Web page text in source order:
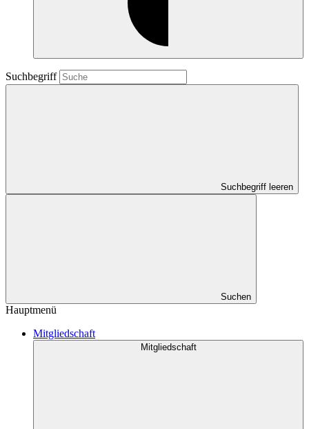
Suchbegriff
Suchbegriff leeren
Suchen
Hauptmenü
Mitgliedschaft
Mitgliedschaft